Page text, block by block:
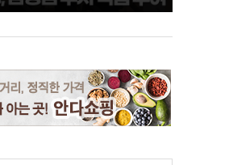
장성 진급·삼정검 수치